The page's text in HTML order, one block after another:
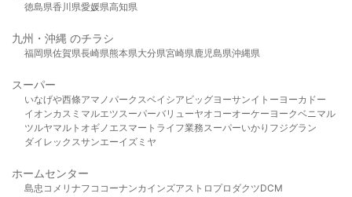
徳島県香川県愛媛県高知県
九州・沖縄 のチラシ
福岡県佐賀県長崎県熊本県大分県宮崎県鹿児島県沖縄県
スーパー
いなげや西條アマノパークスベイシア ビッグヨーサンイトーヨーカドー
イオンカスミ マルエツスーパーバリューヤオコーオーケー ヨークベニマル
ツルヤマルト オギノ エスマート ライフ業務スーパーいかり フジグラン
ダイレックスサンエーイズミヤ
ホームセンター
島忠 コメリ ナフコ コーナンカインズアストロプロダクツDCM